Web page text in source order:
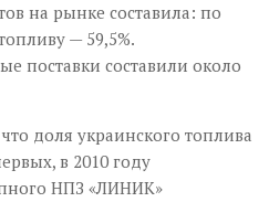
на рынке составила: по
— 59,5%.
поставки составили около
доля украинского топлива
в 2010 году
НПЗ «ЛИНИК»